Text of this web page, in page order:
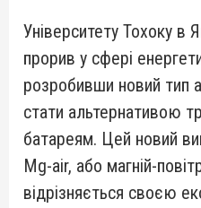
Університету Тохоку в
прорив у сфері
розробивши новий тип
стати альтернативою
батареям. Цей новий
Mg-air, або магній-
відрізняється своєю